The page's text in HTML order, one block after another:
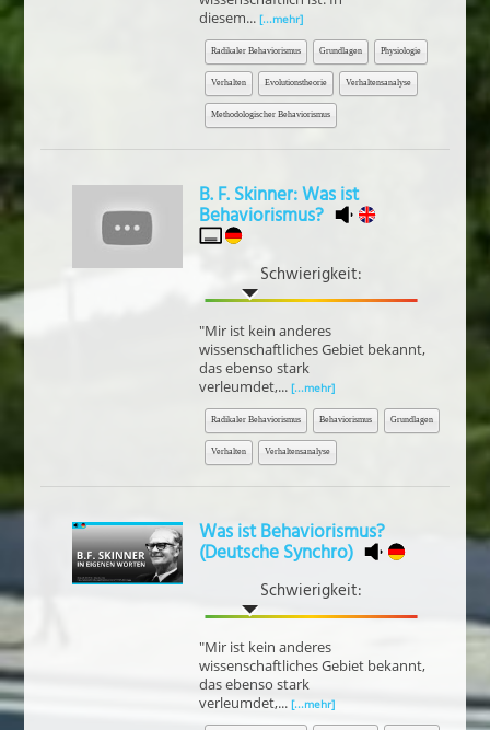
diesem... [...mehr]
Radikaler Behaviorismus Grundlagen Physiologie
Verhalten Evolutionstheorie Verhaltensanalyse
Methodologischer Behaviorismus
B. F. Skinner: Was ist
Behaviorismus?
Schwierigkeit:
"Mir ist kein anderes
wissenschaftliches Gebiet bekannt,
das ebenso stark
verleumdet,... [...mehr]
Radikaler Behaviorismus Behaviorismus Grundlagen
Verhalten Verhaltensanalyse
Was ist Behaviorismus?
(Deutsche Synchro)
Schwierigkeit:
"Mir ist kein anderes
wissenschaftliches Gebiet bekannt,
das ebenso stark
verleumdet,... [...mehr]